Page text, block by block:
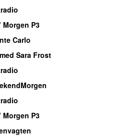
Morgen P3
Carlo
Sara Frost
Morgen P3